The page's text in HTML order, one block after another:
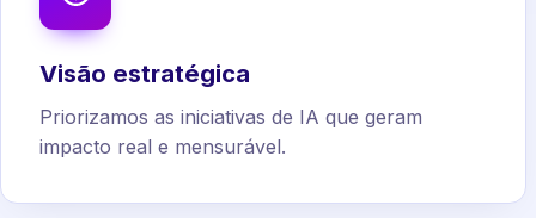
Visão estratégica
Priorizamos as iniciativas de IA que geram
impacto real e mensurável.